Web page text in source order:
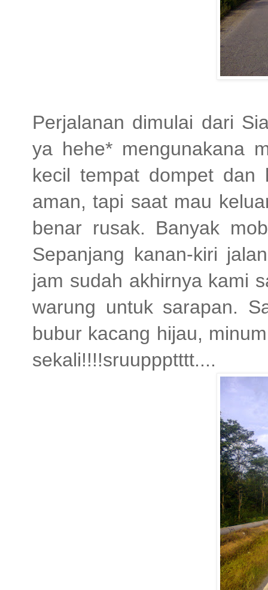
Perjalanan dimulai dari
ya hehe* mengunakana
kecil tempat dompet dan
aman, tapi saat mau
benar rusak. Banyak
Sepanjang kanan-kiri
jam sudah akhirnya kami
warung untuk sarapan.
bubur kacang hijau,
sekali!!!!sruuppptttt....